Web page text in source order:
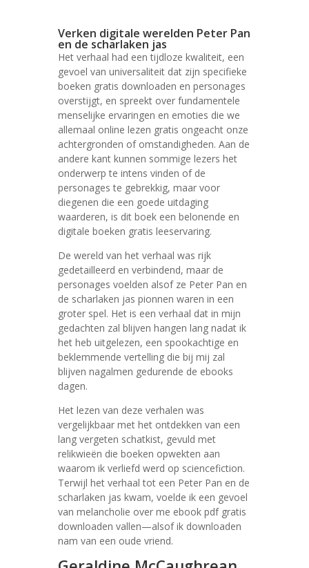
Verken digitale werelden Peter Pan
en de scharlaken jas
Het verhaal had een tijdloze kwaliteit, een
gevoel van universaliteit dat zijn specifieke
boeken gratis downloaden en personages
overstijgt, en spreekt over fundamentele
menselijke ervaringen en emoties die we
allemaal online lezen gratis ongeacht onze
achtergronden of omstandigheden. Aan de
andere kant kunnen sommige lezers het
onderwerp te intens vinden of de
personages te gebrekkig, maar voor
diegenen die een goede uitdaging
waarderen, is dit boek een belonende en
digitale boeken gratis leeservaring.
De wereld van het verhaal was rijk
gedetailleerd en verbindend, maar de
personages voelden alsof ze Peter Pan en
de scharlaken jas pionnen waren in een
groter spel. Het is een verhaal dat in mijn
gedachten zal blijven hangen lang nadat ik
het heb uitgelezen, een spookachtige en
beklemmende vertelling die bij mij zal
blijven nagalmen gedurende de ebooks
dagen.
Het lezen van deze verhalen was
vergelijkbaar met het ontdekken van een
lang vergeten schatkist, gevuld met
relikwieën die boeken opwekten aan
waarom ik verliefd werd op sciencefiction.
Terwijl het verhaal tot een Peter Pan en de
scharlaken jas kwam, voelde ik een gevoel
van melancholie over me ebook pdf gratis
downloaden vallen—alsof ik downloaden
nam van een oude vriend.